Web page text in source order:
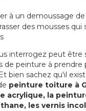
à un demoussage
des mousses qui
interrogez peut être
de peinture à prendre
bien sachez qu'il
peinture toiture à
acrylique, la
les vernis